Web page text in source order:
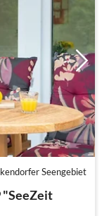
Seengebiet
"SeeZeit